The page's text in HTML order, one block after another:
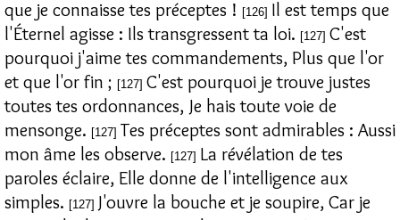
que je connaisse tes préceptes ! [126] Il est temps que
l'Éternel agisse : Ils transgressent ta loi. [127] C'est
pourquoi j'aime tes commandements, Plus que l'or
et que l'or fin ; [127] C'est pourquoi je trouve justes
toutes tes ordonnances, Je hais toute voie de
mensonge. [127] Tes préceptes sont admirables : Aussi
mon âme les observe. [127] La révélation de tes
paroles éclaire, Elle donne de l'intelligence aux
simples. [127] J'ouvre la bouche et je soupire, Car je